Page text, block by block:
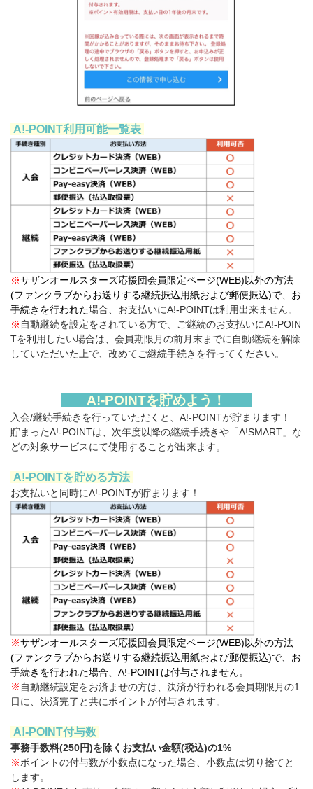
A!-POINT利用可能一覧表
※サザンオールスターズ応援団会員限定ページ(WEB)以外の方法
(ファンクラブからお送りする継続振込用紙および郵便振込)で、お
手続きを行われた場合、お支払いにA!-POINTは利用出来ません。
※ 自動継続を設定をされている方で、ご継続のお支払いにA!-POIN
Tを利用したい場合は、会員期限月の前月末までに自動継続を解除
していただいた上で、改めてご継続手続きを行ってください。
A!-POINTを貯めよう！
入会/継続手続きを行っていただくと、A!-POINTが貯まります！
貯まったA!-POINTは、次年度以降の継続手続きや「A!SMART」な
どの対象サービスにて使用することが出来ます。
A!-POINTを貯める方法
お支払いと同時にA!-POINTが貯まります！
※サザンオールスターズ応援団会員限定ページ(WEB)以外の方法
(ファンクラブからお送りする継続振込用紙および郵便振込)で、お
手続きを行われた場合、A!-POINTは付与されません。
※ 自動継続設定をお済ませの方は、決済が行われる会員期限月の1
日に、決済完了と共にポイントが付与されます。
A!-POINT付与数
事務手数料(250円)を除くお支払い金額(税込)の1%
※ポイントの付与数が小数点になった場合、小数点は切り捨てと
します。